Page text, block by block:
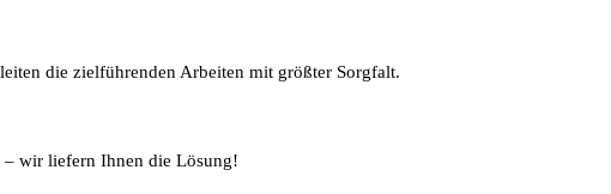
die zielführenden Arbeiten mit größter Sorgfalt.
wir liefern Ihnen die Lösung!